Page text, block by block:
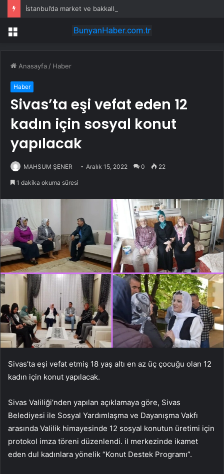
Menü
Anasayfa / Haber
Haber
Sivas’ta eşi vefat eden 12
kadın için sosyal konut
yapılacak
MAHSUM ŞENER Aralık 15, 2022 0 22
1 dakika okuma süresi
Sivas’ta eşi vefat etmiş 18 yaş altı en az üç çocuğu olan 12
kadın için konut yapılacak.
Sivas Valiliği’nden yapılan açıklamaya göre, Sivas
Belediyesi ile Sosyal Yardımlaşma ve Dayanışma Vakfı
arasında Valilik himayesinde 12 sosyal konutun üretimi için
protokol imza töreni düzenlendi. il merkezinde ikamet
eden dul kadınlara yönelik “Konut Destek Programı”.